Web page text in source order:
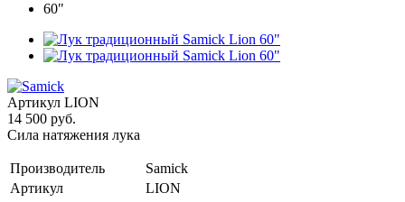
Артикул LION
14 500 руб.
Сила натяжения лука
Производитель
Samick
Артикул
LION